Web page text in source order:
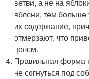
ветви, а не на
яблони, тем больше
их содержание,
отмерзают, что
целом.
Правильная форма
не согнуться под